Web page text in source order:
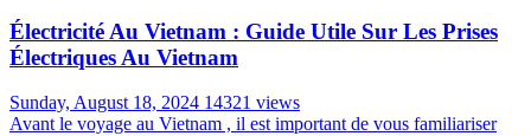
Votre Voyage En Thaïlande
Sunday, July 14, 2024 16529 views
voyage inoubliable. Des temples dorés de Bangkok aux plages de
sable fin de Phuket, en passant par les montagnes verdoyantes du